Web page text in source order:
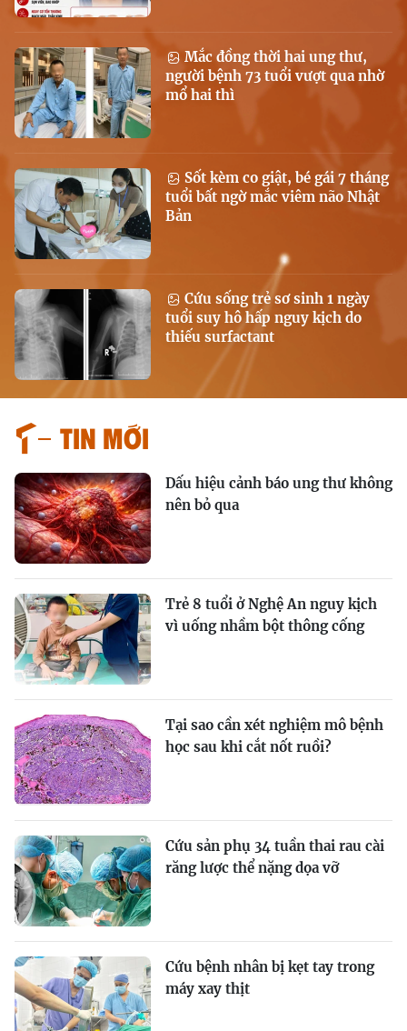
Mắc đồng thời hai ung thư,
người bệnh 73 tuổi vượt qua nhờ
mổ hai thì
Sốt kèm co giật, bé gái 7 tháng
tuổi bất ngờ mắc viêm não Nhật
Bản
Cứu sống trẻ sơ sinh 1 ngày
tuổi suy hô hấp nguy kịch do
thiếu surfactant
Tin mới
Dấu hiệu cảnh báo ung thư không
nên bỏ qua
Trẻ 8 tuổi ở Nghệ An nguy kịch
vì uống nhầm bột thông cống
Tại sao cần xét nghiệm mô bệnh
học sau khi cắt nốt ruồi?
Cứu sản phụ 34 tuần thai rau cài
răng lược thể nặng dọa vỡ
Cứu bệnh nhân bị kẹt tay trong
máy xay thịt